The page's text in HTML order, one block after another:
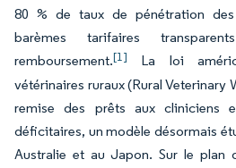
80 % de taux de pénétration des
barèmes tarifaires
remboursement.[1]
La loi
vétérinaires ruraux (Rural Veterinary
remise des prêts aux cliniciens
déficitaires, un modèle désormais
Australie et au Japon. Sur le plan